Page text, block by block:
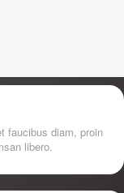
faucibus diam, proin
libero.